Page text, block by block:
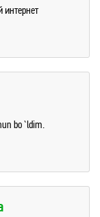
интернет
bo`ldim.